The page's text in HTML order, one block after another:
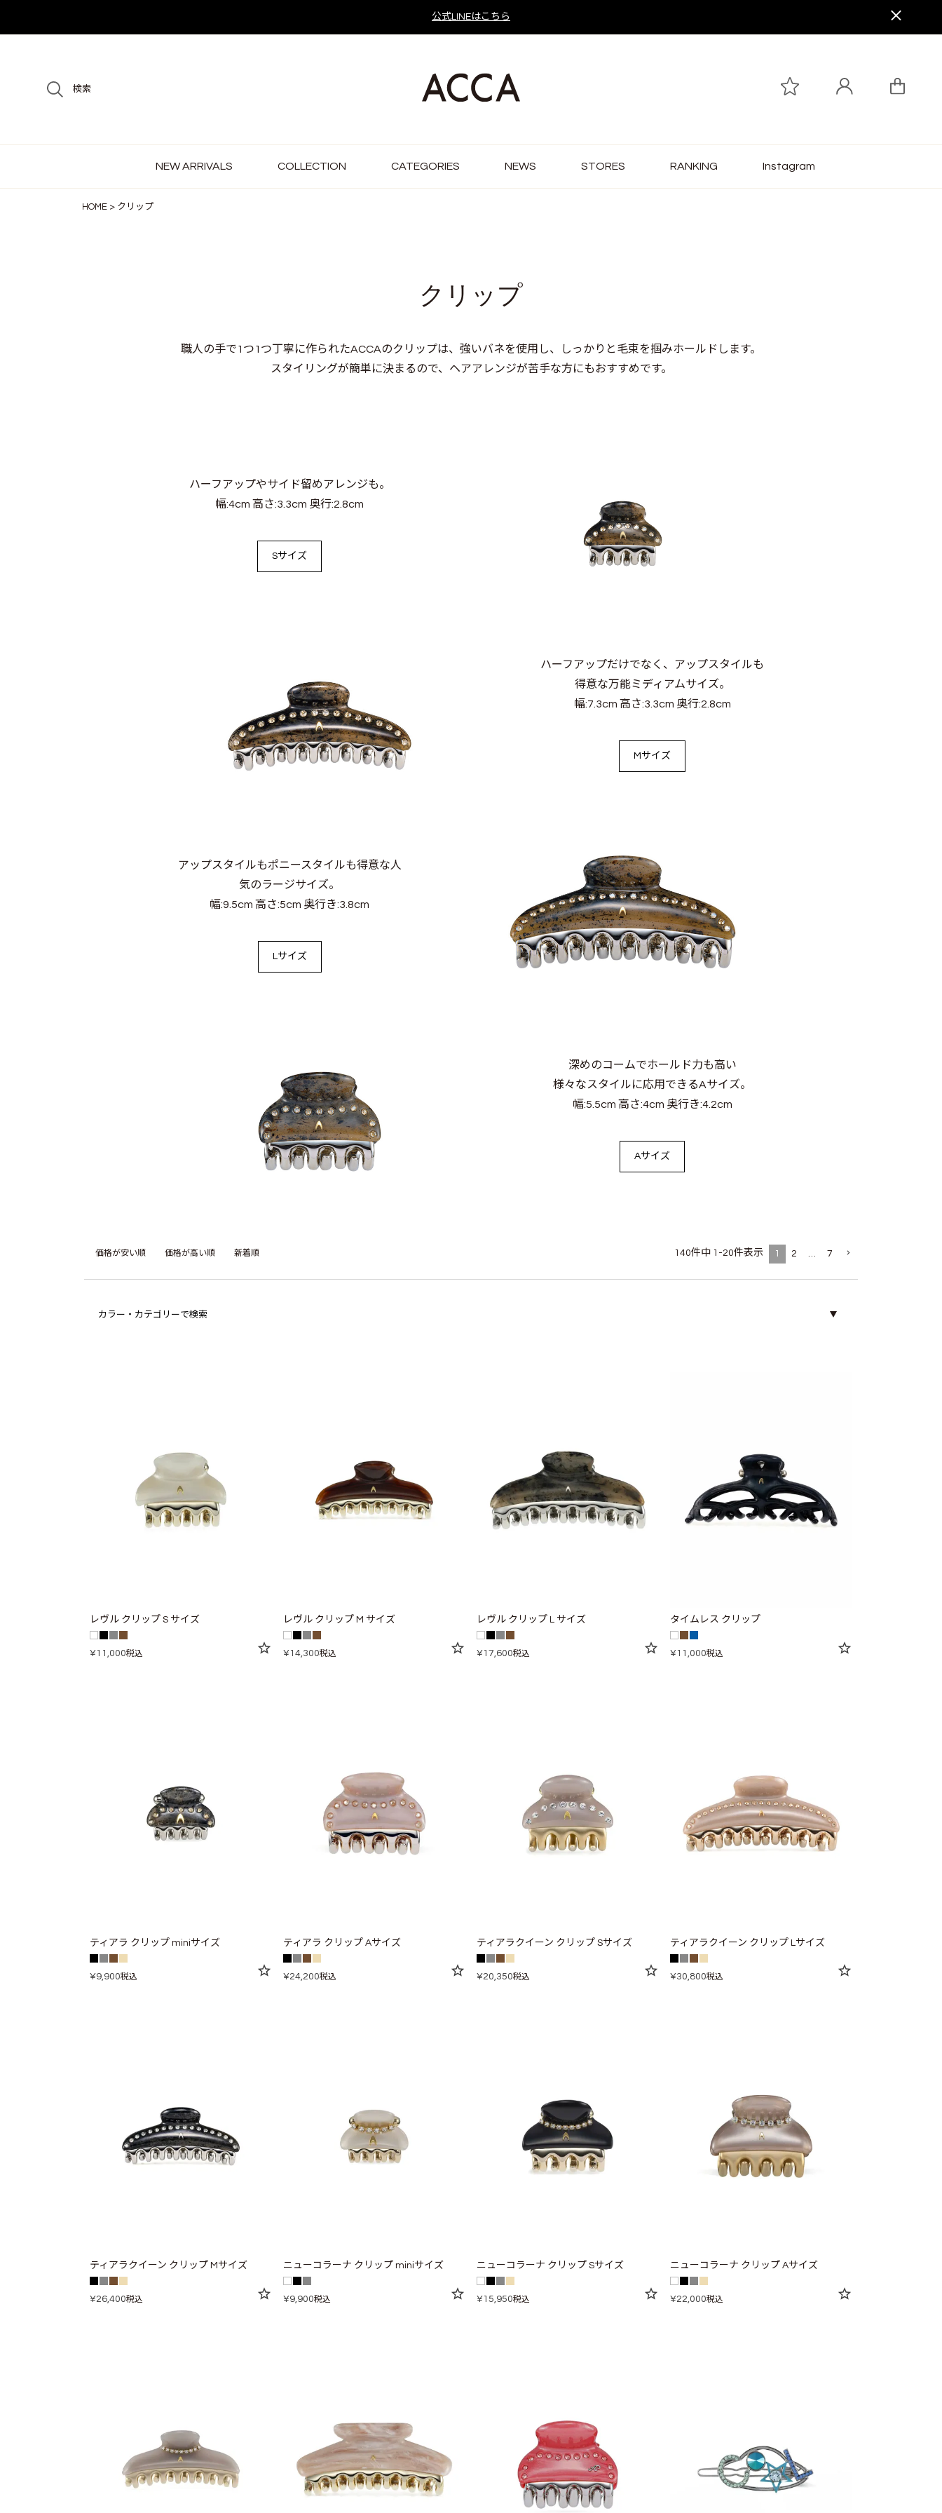
公式LINEはこちら
検索
NEW ARRIVALS COLLECTION CATEGORIES NEWS STORES RANKING Instagram
HOME クリップ
クリップ
職人の手で1つ1つ丁寧に作られたACCAのクリップは、強いバネを使用し、しっかりと毛束を掴みホールドします。
スタイリングが簡単に決まるので、ヘアアレンジが苦手な方にもおすすめです。
ハーフアップやサイド留めアレンジも。
幅:4cm 高さ:3.3cm 奥行:2.8cm
Sサイズ
ハーフアップだけでなく、アップスタイルも
得意な万能ミディアムサイズ。
幅:7.3cm 高さ:3.3cm 奥行:2.8cm
Mサイズ
アップスタイルもポニースタイルも得意な人
気のラージサイズ。
幅:9.5cm 高さ:5cm 奥行き:3.8cm
Lサイズ
深めのコームでホールド力も高い
様々なスタイルに応用できるAサイズ。
幅:5.5cm 高さ:4cm 奥行き:4.2cm
Aサイズ
価格が安い順 価格が高い順 新着順 140件中 1 -20件表示 1 2 … 7
カラー・カテゴリーで検索
レヴル クリップ S サイズ
¥11,000税込
レヴル クリップ M サイズ
¥14,300税込
レヴル クリップ L サイズ
¥17,600税込
タイムレス クリップ
¥11,000税込
ティアラ クリップ miniサイズ
¥9,900税込
ティアラ クリップ Aサイズ
¥24,200税込
ティアラクイーン クリップ Sサイズ
¥20,350税込
ティアラクイーン クリップ Lサイズ
¥30,800税込
ティアラクイーン クリップ Mサイズ
¥26,400税込
ニューコラーナ クリップ miniサイズ
¥9,900税込
ニューコラーナ クリップ Sサイズ
¥15,950税込
ニューコラーナ クリップ Aサイズ
¥22,000税込